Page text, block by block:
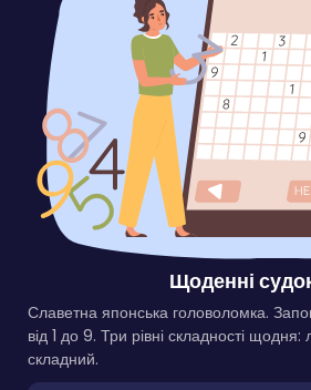
Щоденні
Славетна японська головоломка.
від 1 до 9. Три рівні складності щодня:
складний.